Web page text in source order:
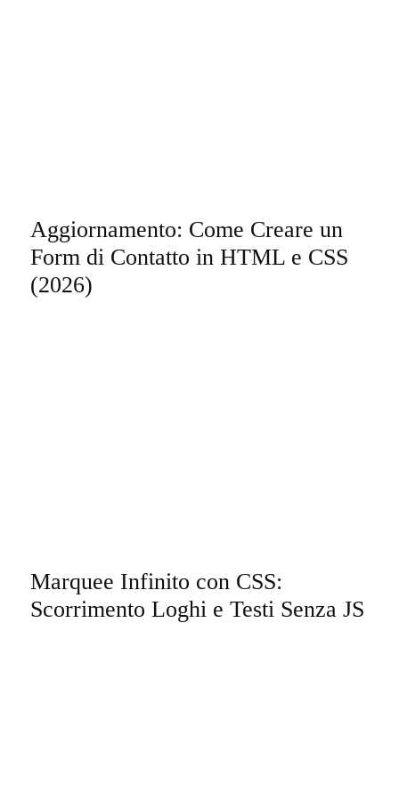
Aggiornamento: Come Creare un
Form di Contatto in HTML e CSS
(2026)
Marquee Infinito con CSS:
Scorrimento Loghi e Testi Senza JS